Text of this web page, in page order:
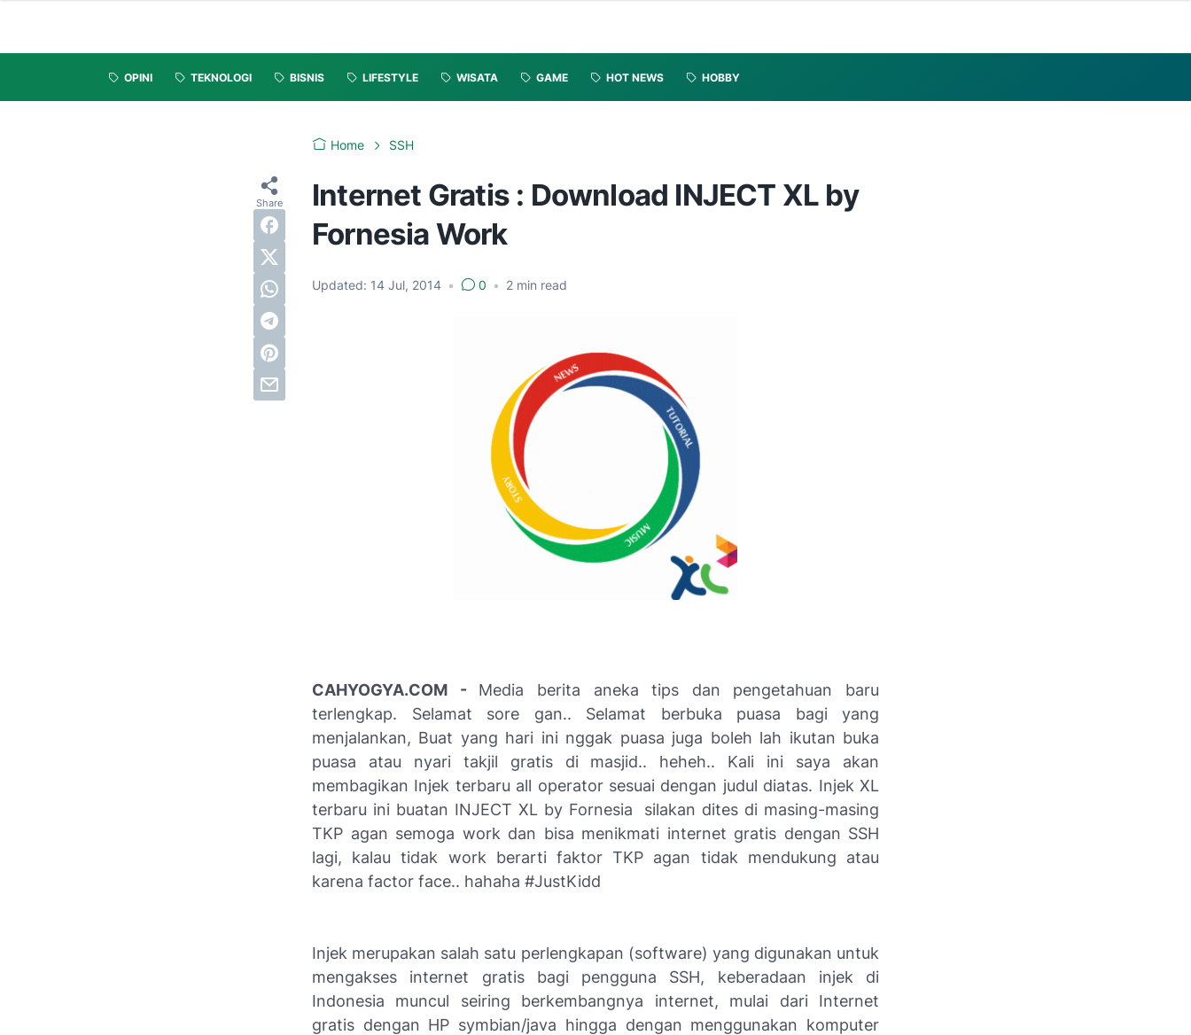
OPINI TEKNOLOGI BISNIS LIFESTYLE WISATA GAME HOT NEWS HOBBY
Home SSH
Internet Gratis : Download INJECT XL by
Fornesia Work
Updated: 14 Jul, 2014 • 0 • 2 min read
CAHYOGYA.COM - Media berita aneka tips dan pengetahuan baru
terlengkap. Selamat sore gan.. Selamat berbuka puasa bagi yang
menjalankan, Buat yang hari ini nggak puasa juga boleh lah ikutan buka
puasa atau nyari takjil gratis di masjid.. heheh.. Kali ini saya akan
membagikan Injek terbaru all operator sesuai dengan judul diatas. Injek XL
terbaru ini buatan INJECT XL by Fornesia
silakan dites di masing-masing
TKP agan semoga work dan bisa menikmati internet gratis dengan SSH
lagi, kalau tidak work berarti faktor TKP agan tidak mendukung atau
karena factor face.. hahaha #JustKidd
Injek merupakan salah satu perlengkapan (software) yang digunakan untuk
mengakses internet gratis bagi pengguna SSH, keberadaan injek di
Indonesia muncul seiring berkembangnya internet, mulai dari Internet
gratis dengan HP symbian/java hingga dengan menggunakan komputer